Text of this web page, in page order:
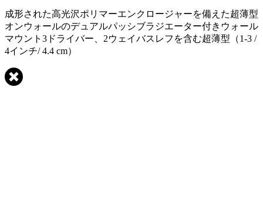
成形された高光沢ポリマーエンクロージャーを備えた超薄型
オンウォールのデュアルパッシブラジエーター付きウォール
マウント3ドライバー、2ウェイバスレフを含む超薄型（1-3 /
4インチ/ 4.4 cm）